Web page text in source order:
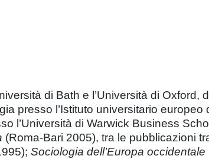
di Bath e l’Università di Oxford,
presso l’Istituto universitario europeo
l’Università di Warwick Business
(Roma-Bari 2005), tra le pubblicazioni
Sociologia dell’Europa occidentale